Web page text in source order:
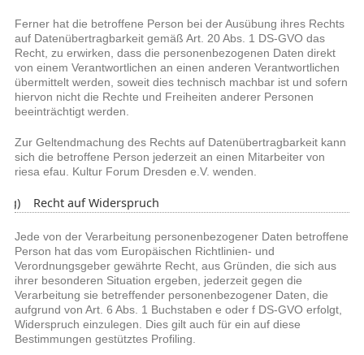
Ferner hat die betroffene Person bei der Ausübung ihres Rechts
auf Datenübertragbarkeit gemäß Art. 20 Abs. 1 DS-GVO das
Recht, zu erwirken, dass die personenbezogenen Daten direkt
von einem Verantwortlichen an einen anderen Verantwortlichen
übermittelt werden, soweit dies technisch machbar ist und sofern
hiervon nicht die Rechte und Freiheiten anderer Personen
beeinträchtigt werden.
Zur Geltendmachung des Rechts auf Datenübertragbarkeit kann
sich die betroffene Person jederzeit an einen Mitarbeiter von
riesa efau. Kultur Forum Dresden e.V. wenden.
g) Recht auf Widerspruch
Jede von der Verarbeitung personenbezogener Daten betroffene
Person hat das vom Europäischen Richtlinien- und
Verordnungsgeber gewährte Recht, aus Gründen, die sich aus
ihrer besonderen Situation ergeben, jederzeit gegen die
Verarbeitung sie betreffender personenbezogener Daten, die
aufgrund von Art. 6 Abs. 1 Buchstaben e oder f DS-GVO erfolgt,
Widerspruch einzulegen. Dies gilt auch für ein auf diese
Bestimmungen gestütztes Profiling.